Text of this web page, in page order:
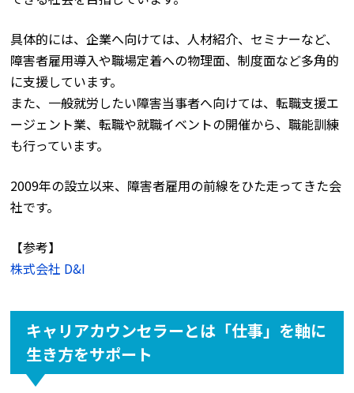
具体的には、企業へ向けては、人材紹介、セミナーなど、
障害者雇用導入や職場定着への物理面、制度面など多角的
に支援しています。
また、一般就労したい障害当事者へ向けては、転職支援エ
ージェント業、転職や就職イベントの開催から、職能訓練
も行っています。
2009年の設立以来、障害者雇用の前線をひた走ってきた会
社です。
【参考】
株式会社 D&I
キャリアカウンセラーとは「仕事」を軸に
生き方をサポート